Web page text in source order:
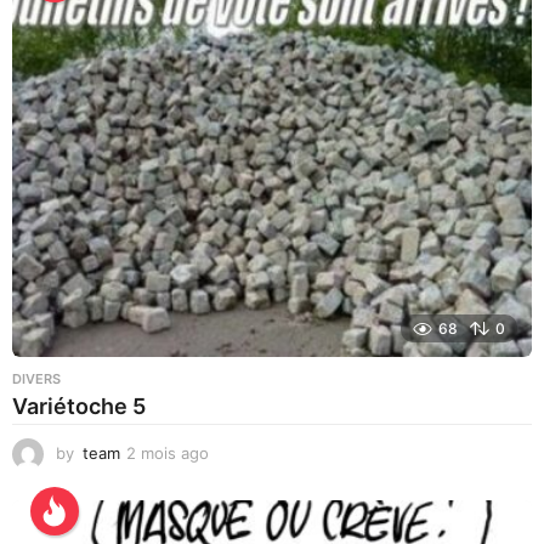
u
r
e
s
a
g
o
68 0
DIVERS
Variétoche 5
by team 2 mois ago
e
m